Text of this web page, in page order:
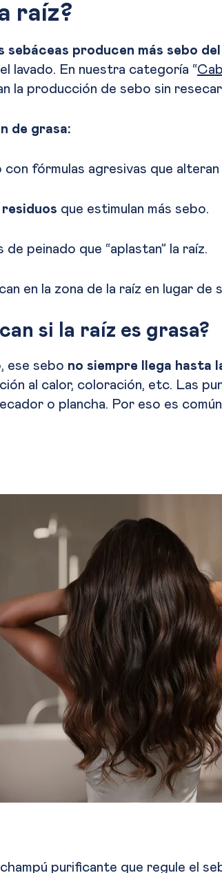
raíz?
sebáceas producen más sebo
lavado. En nuestra categoría “
la producción de sebo sin
de grasa:
con fórmulas agresivas que
que estimulan más sebo.
peinado que “aplastan” la raíz.
en la zona de la raíz en lugar de
si la raíz es grasa?
ese sebo no siempre llega hasta
al calor, coloración, etc. Las
o plancha. Por eso es
champú purificante que regule el